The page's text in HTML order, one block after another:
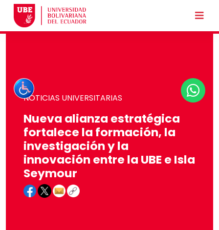
NOTICIAS UNIVERSITARIAS
Nueva alianza estratégica
fortalece la formación, la
investigación y la
innovación entre la UBE e Isla
Seymour